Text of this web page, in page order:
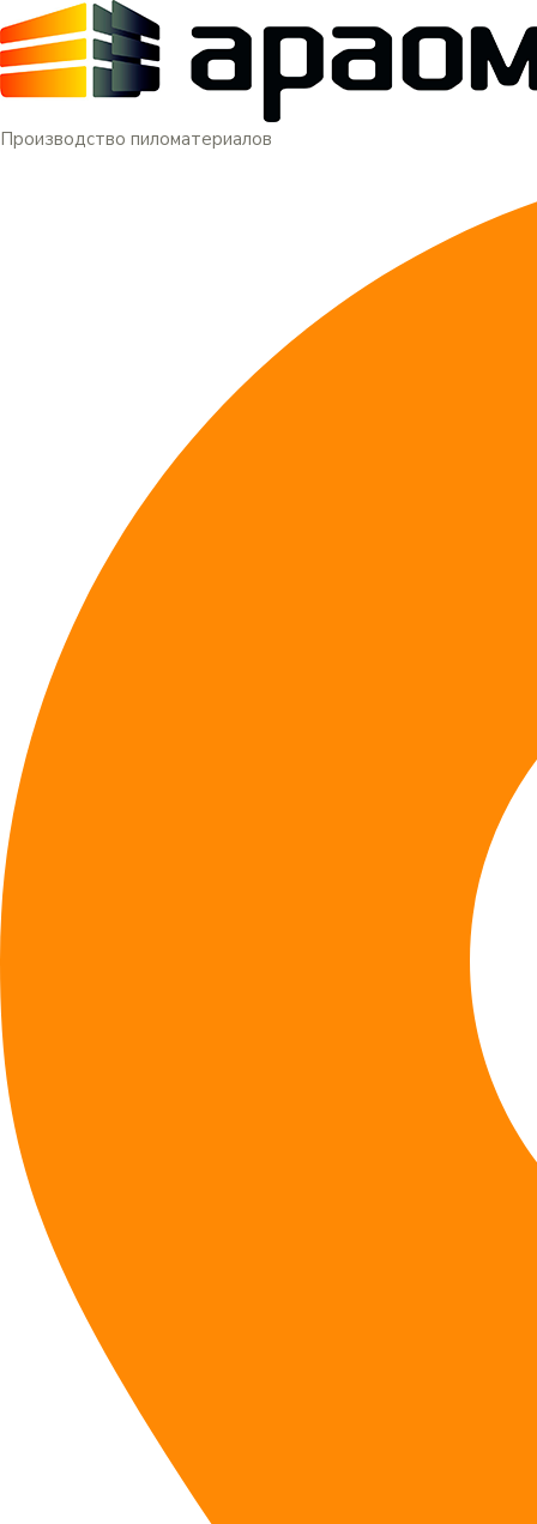
Производство пиломатериалов
Меню
Перейти
к
содержимому